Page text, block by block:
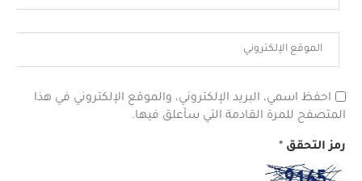
احفظ اسمي، البريد الإلكتروني، والموقع الإلكتروني في هذا
المتصفح للمرة القادمة التي سأعلق فيها.
رمز التحقق *